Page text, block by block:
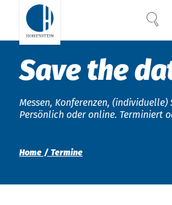
English Deutsch
Türkiye
Americas
English Deutsch
Türkiye
Home Termine
Save the
Messen, Konferenzen, (individuelle)
Persönlich oder online. Terminiert